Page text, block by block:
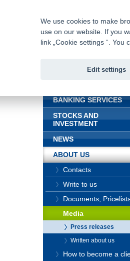
Fio
BANKING SERVICES
STOCKS AND
INVESTMENT
NEWS
ABOUT US
Contacts
Write to us
Documents,
Media
Press releases
Written about us
How to become a
We use cookies to make
use on our website. If you
link „Cookie settings “.
Edit settings